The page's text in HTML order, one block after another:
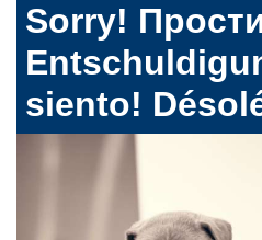
Sorry!
siento!